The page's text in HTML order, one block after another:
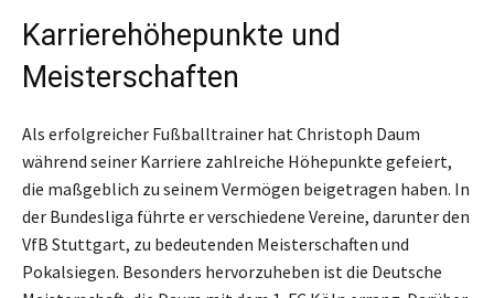
Karrierehöhepunkte und
Meisterschaften
Als erfolgreicher Fußballtrainer hat Christoph Daum
während seiner Karriere zahlreiche Höhepunkte gefeiert,
die maßgeblich zu seinem Vermögen beigetragen haben. In
der Bundesliga führte er verschiedene Vereine, darunter den
VfB Stuttgart, zu bedeutenden Meisterschaften und
Pokalsiegen. Besonders hervorzuheben ist die Deutsche